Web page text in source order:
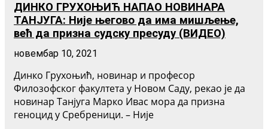
ДИНКО ГРУХОЊИЋ НАПАО НОВИНАРА
ТАНЈУГА: Није његово да има мишљење,
већ да призна судску пресуду (ВИДЕО)
новембар 10, 2021
Динко Грухоњић, новинар и професор
Филозофског факултета у Новом Саду, рекао је да
новинар Танјуга Марко Ивас мора да призна
геноцид у Сребреници. – Није